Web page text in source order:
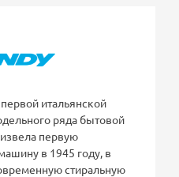
итальянской
ряда бытовой
первую
в 1945 году, в
стиральную